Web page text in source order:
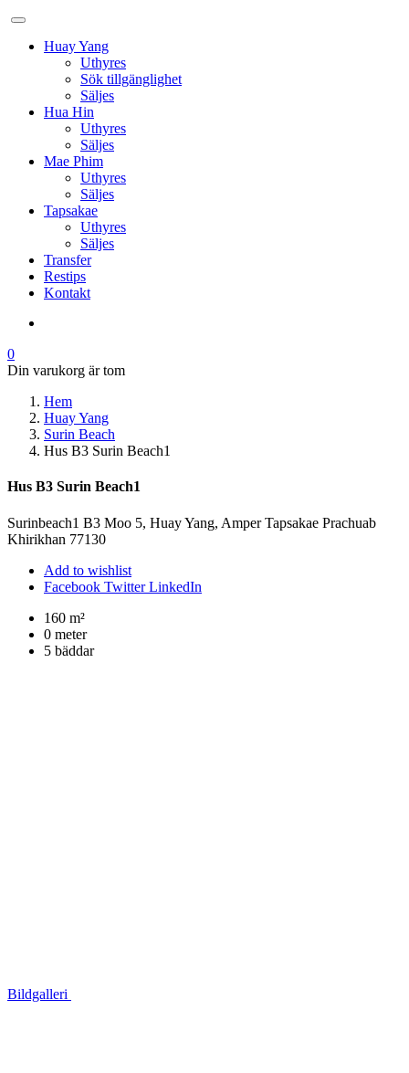
Huay Yang
Uthyres
Sök tillgänglighet
Säljes
Hua Hin
Uthyres
Säljes
Mae Phim
Uthyres
Säljes
Tapsakae
Uthyres
Säljes
Transfer
Restips
Kontakt
0
Din varukorg är tom
Hem
Huay Yang
Surin Beach
Hus B3 Surin Beach1
Hus B3 Surin Beach1
Surinbeach1 B3 Moo 5, Huay Yang, Amper Tapsakae Prachuab
Khirikhan 77130
Add to wishlist
Facebook TwitterLinkedIn
160 m²
0 meter
5 bäddar
Bildgalleri